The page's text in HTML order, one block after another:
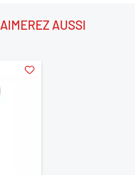
AIMEREZ AUSSI